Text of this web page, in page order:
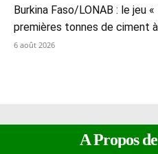
Burkina Faso/LONAB : le jeu
premières tonnes de ciment
6 août 2026
A Propos